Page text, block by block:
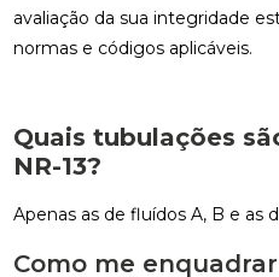
avaliação da sua integridade
normas e códigos aplicáveis.
Quais tubulações
NR-13?
Apenas as de fluídos A, B e as
Como me